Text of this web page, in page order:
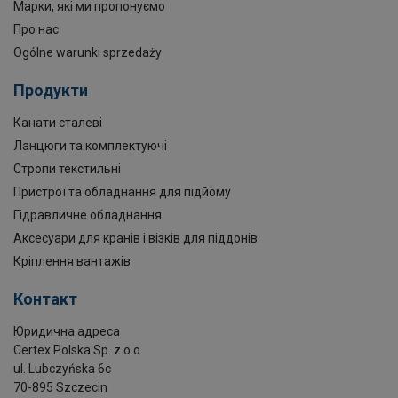
Марки, які ми пропонуємо
Про нас
Ogólne warunki sprzedaży
Продукти
Канати сталеві
Ланцюги та комплектуючі
Стропи текстильні
Пристрої та обладнання для підйому
Гідравличне обладнання
Аксесуари для кранів і візків для піддонів
Кріплення вантажів
Контакт
Юридична адреса
Certex Polska Sp. z o.o.
ul. Lubczyńska 6c
70-895 Szczecin